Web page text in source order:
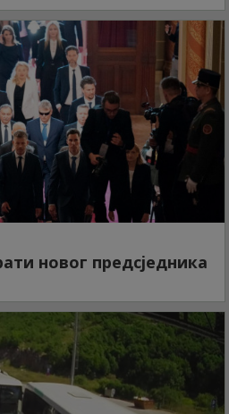
новог предсједника